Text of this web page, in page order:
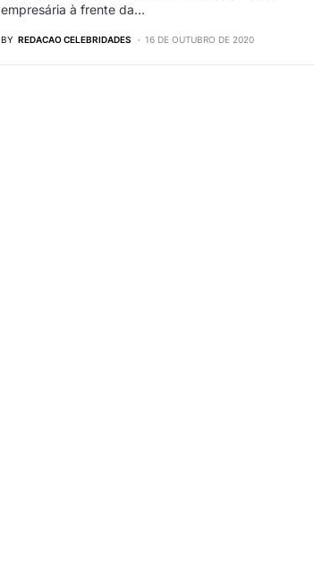
empresária à frente da…
BY REDACAO CELEBRIDADES 16 DE OUTUBRO DE 2020